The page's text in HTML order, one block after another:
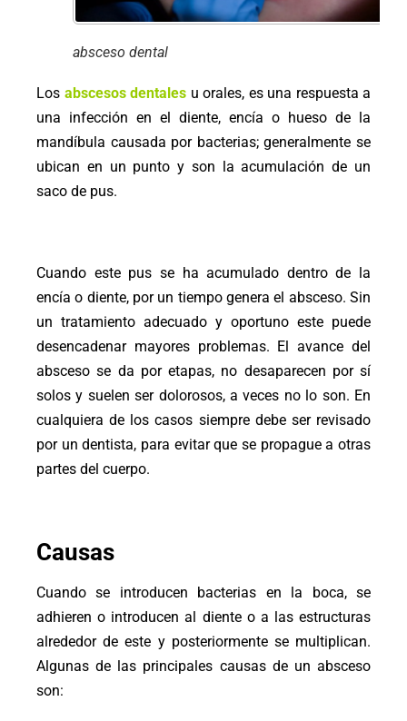
absceso dental
Los abscesos dentales u orales, es una respuesta a
una infección en el diente, encía o hueso de la
mandíbula causada por bacterias; generalmente se
ubican en un punto y son la acumulación de un
saco de pus.
Cuando este pus se ha acumulado dentro de la
encía o diente, por un tiempo genera el absceso. Sin
un tratamiento adecuado y oportuno este puede
desencadenar mayores problemas. El avance del
absceso se da por etapas, no desaparecen por sí
solos y suelen ser dolorosos, a veces no lo son. En
cualquiera de los casos siempre debe ser revisado
por un dentista, para evitar que se propague a otras
partes del cuerpo.
Causas
Cuando se introducen bacterias en la boca, se
adhieren o introducen al diente o a las estructuras
alrededor de este y posteriormente se multiplican.
Algunas de las principales causas de un absceso
son: